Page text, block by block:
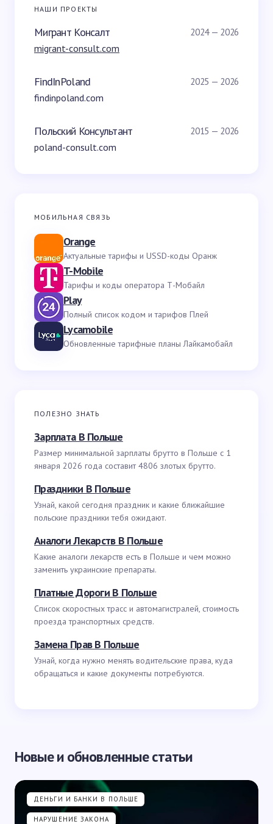
НАШИ ПРОЕКТЫ
Мигрант Консалт 2024 — 2026
migrant-consult.com
FindInPoland 2025 — 2026
findinpoland.com
Польский Консультант 2015 — 2026
poland-consult.com
МОБИЛЬНАЯ СВЯЗЬ
Orange
Актуальные тарифы и USSD-коды Оранж
T-Mobile
Тарифы и коды оператора Т-Мобайл
Play
Полный список кодом и тарифов Плей
Lycamobile
Обновленные тарифные планы Лайкамобайл
ПОЛЕЗНО ЗНАТЬ
Зарплата В Польше
Размер минимальной зарплаты брутто в Польше с 1
января 2026 года составит 4806 злотых брутто.
Праздники В Польше
Узнай, какой сегодня праздник и какие ближайшие
польские праздники тебя ожидают.
Аналоги Лекарств В Польше
Какие аналоги лекарств есть в Польше и чем можно
заменить украинские препараты.
Платные Дороги В Польше
Список скоростных трасс и автомагистралей, стоимость
проезда транспортных средств.
Замена Прав В Польше
Узнай, когда нужно менять водительские права, куда
обращаться и какие документы потребуются.
Новые и обновленные статьи
ДЕНЬГИ И БАНКИ В ПОЛЬШЕ
НАРУШЕНИЕ ЗАКОНА